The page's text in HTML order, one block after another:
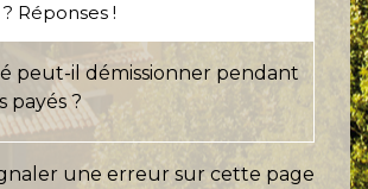
Réponses !
peut-il démissionner pendant
payés ?
une erreur sur cette page